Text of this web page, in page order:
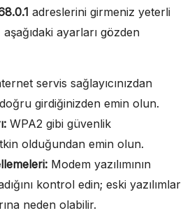
adreslerini girmeniz yeterli
aşağıdaki ayarları gözden
servis sağlayıcınızdan
doğru girdiğinizden emin olun.
WPA2 gibi güvenlik
olduğundan emin olun.
Modem yazılımının
kontrol edin; eski yazılımlar
neden olabilir.